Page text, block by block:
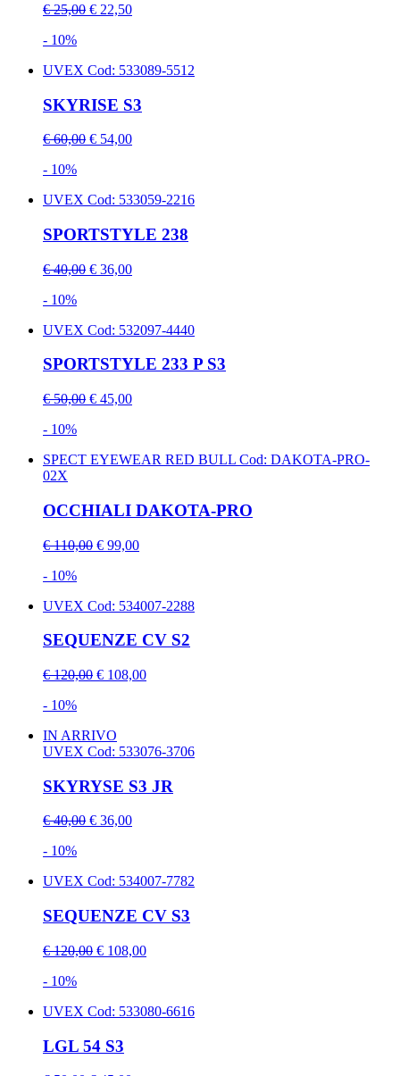
€ 25,00 € 22,50
- 10%
UVEX Cod: 533089-5512
SKYRISE S3
€ 60,00 € 54,00
- 10%
UVEX Cod: 533059-2216
SPORTSTYLE 238
€ 40,00 € 36,00
- 10%
UVEX Cod: 532097-4440
SPORTSTYLE 233 P S3
€ 50,00 € 45,00
- 10%
SPECT EYEWEAR RED BULL Cod: DAKOTA-PRO-
02X
OCCHIALI DAKOTA-PRO
€ 110,00 € 99,00
- 10%
UVEX Cod: 534007-2288
SEQUENZE CV S2
€ 120,00 € 108,00
- 10%
IN ARRIVO
UVEX Cod: 533076-3706
SKYRYSE S3 JR
€ 40,00 € 36,00
- 10%
UVEX Cod: 534007-7782
SEQUENZE CV S3
€ 120,00 € 108,00
- 10%
UVEX Cod: 533080-6616
LGL 54 S3